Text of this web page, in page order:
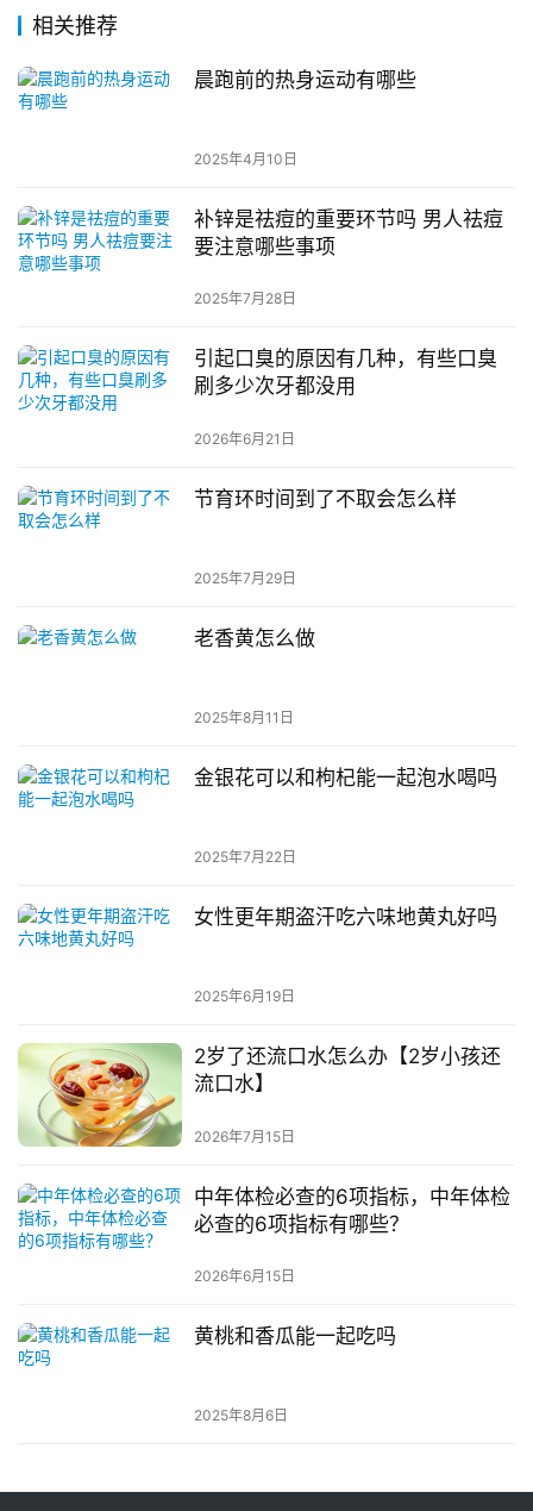
相关推荐
晨跑前的热身运动有哪些
2025年4月10日
补锌是祛痘的重要环节吗 男人祛痘
要注意哪些事项
2025年7月28日
引起口臭的原因有几种，有些口臭
刷多少次牙都没用
2026年6月21日
节育环时间到了不取会怎么样
2025年7月29日
老香黄怎么做
2025年8月11日
金银花可以和枸杞能一起泡水喝吗
2025年7月22日
女性更年期盗汗吃六味地黄丸好吗
2025年6月19日
2岁了还流口水怎么办【2岁小孩还
流口水】
2026年7月15日
中年体检必查的6项指标，中年体检
必查的6项指标有哪些？
2026年6月15日
黄桃和香瓜能一起吃吗
2025年8月6日